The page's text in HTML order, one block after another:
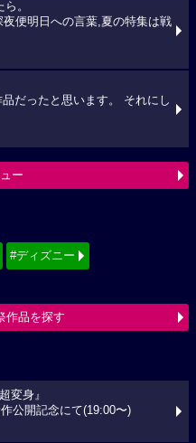
。
夜便明日への言葉,夏の特集は戦
だったと思います。 それにし
ー
#ディズニー
作品を探す
変身』
公開記念にて(19:00〜)